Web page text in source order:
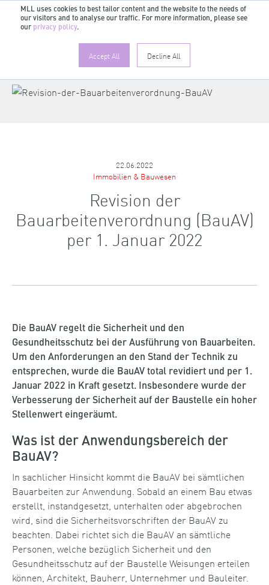
MLL uses cookies to best tailor content and the website to the needs of
our visitors and to analyse our traffic. For more information, please see
our privacy policy.
Accept All Decline All
22.06.2022
Immobilien & Bauwesen
Revision der
Bauarbeitenverordnung (BauAV)
per 1. Januar 2022
Die BauAV regelt die Sicherheit und den
Gesundheitsschutz bei der Ausführung von Bauarbeiten.
Um den Anforderungen an den Stand der Technik zu
entsprechen, wurde die BauAV total revidiert und per 1.
Januar 2022 in Kraft gesetzt. Insbesondere wurde der
Verbesserung der Sicherheit auf der Baustelle ein hoher
Stellenwert eingeräumt.
Was ist der Anwendungsbereich der
BauAV?
In sachlicher Hinsicht kommt die BauAV bei sämtlichen
Bauarbeiten zur Anwendung. Sobald an einem Bau etwas
erstellt, instandgesetzt, unterhalten oder abgebrochen
wird, sind die Sicherheitsvorschriften der BauAV zu
beachten. Dabei richtet sich die BauAV an sämtliche
Personen, welche bezüglich Sicherheit und den
Gesundheitsschutz auf der Baustelle Weisungen erteilen
können, Architekt, Bauherr, Unternehmer und Bauleiter.